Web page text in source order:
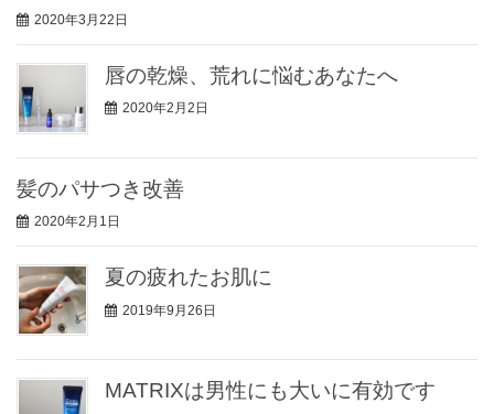
2020年3月22日
唇の乾燥、荒れに悩むあなたへ
2020年2月2日
髪のパサつき改善
2020年2月1日
夏の疲れたお肌に
2019年9月26日
MATRIXは男性にも大いに有効です